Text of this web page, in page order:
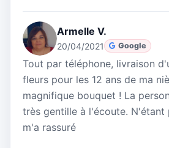
Armelle V.
20/04/2021 Google
Tout par téléphone, livraison
fleurs pour les 12 ans de ma
magnifique bouquet ! La
très gentille à l'écoute. N'étant
m'a rassuré